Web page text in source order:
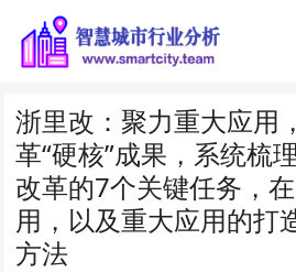
浙里改：聚力重大应用
革“硬核”成果，系统梳
改革的7个关键任务，
用，以及重大应用的打
方法